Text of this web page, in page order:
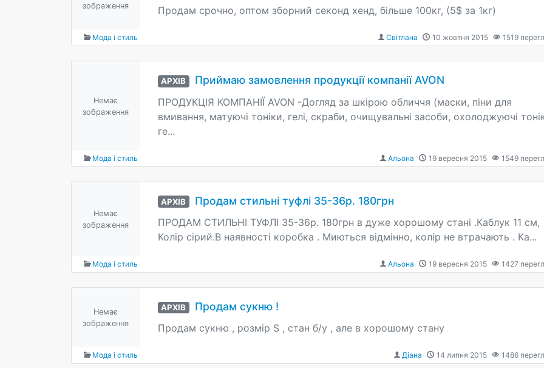
зображення
Продам срочно, оптом зборний секонд хенд, більше 100кг, (5$ за 1кг)
Мода і стиль 1519
10 жовтня 2015
Світлана
Немає
зображення
АРХІВ Приймаю замовлення продукції компанії AVON
ПРОДУКЦІЯ КОМПАНІЇ AVON -Догляд за шкірою обличчя (маски, піни для
вмивання, матуючі тоніки, гелі, скраби, очищувальні засоби, охолоджуючі
ге...
Мода і стиль 1549
19 вересня 2015
Альона
Немає
зображення
АРХІВ Продам стильні туфлі 35-36р. 180грн
ПРОДАМ СТИЛЬНІ ТУФЛІ 35-36р. 180грн в дуже хорошому стані .Каблук 11 см,
Колір сірий.В наявності коробка . Миються відмінно, колір не втрачають . Ка...
Мода і стиль 1427
19 вересня 2015
Альона
Немає
зображення
АРХІВ Продам сукню !
Продам сукню , розмір S , стан б/у , але в хорошому стану
Мода і стиль 1486
14 липня 2015
Діана